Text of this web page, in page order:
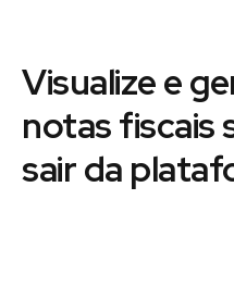
Visualize e
notas fiscais
sair da